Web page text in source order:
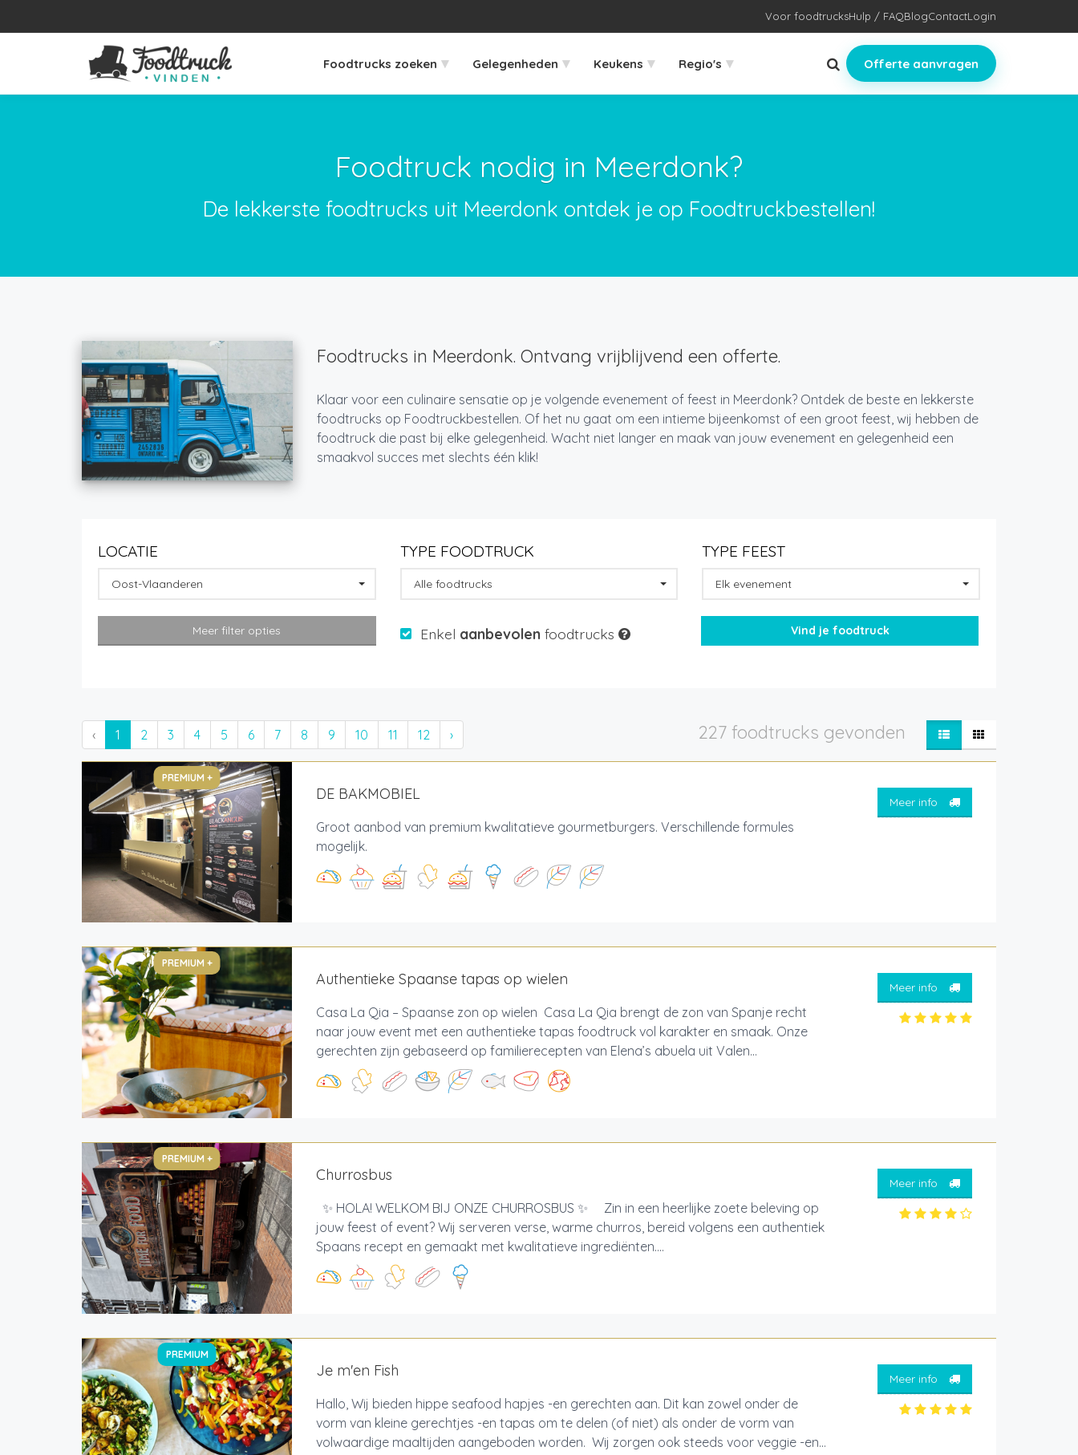
Voor foodtrucksHulp / FAQBlogContactLogin
Foodtrucks zoeken ▾ Gelegenheden ▾ Keukens ▾ Regio's ▾ Offerte aanvragen
Foodtruck nodig in Meerdonk?
De lekkerste foodtrucks uit Meerdonk ontdek je op Foodtruckbestellen!
Foodtrucks in Meerdonk. Ontvang vrijblijvend een offerte.
Klaar voor een culinaire sensatie op je volgende evenement of feest in Meerdonk? Ontdek de beste en lekkerste
foodtrucks op Foodtruckbestellen. Of het nu gaat om een intieme bijeenkomst of een groot feest, wij hebben de
foodtruck die past bij elke gelegenheid. Wacht niet langer en maak van jouw evenement en gelegenheid een
smaakvol succes met slechts één klik!
LOCATIE
Oost-Vlaanderen
TYPE FOODTRUCK
Alle foodtrucks
TYPE FEEST
Elk evenement
Meer filter opties Enkel aanbevolen foodtrucks
‹ 1 2 3 4 5 6 7 8 9 10 11 12 › 227 foodtrucks gevonden
PREMIUM +
DE BAKMOBIEL
Groot aanbod van premium kwalitatieve gourmetburgers. Verschillende formules
mogelijk.
Meer info
PREMIUM +
Authentieke Spaanse tapas op wielen
Casa La Qia – Spaanse zon op wielen Casa La Qia brengt de zon van Spanje recht
naar jouw event met een authentieke tapas foodtruck vol karakter en smaak. Onze
gerechten zijn gebaseerd op familierecepten van Elena’s abuela uit Valen...
Meer info
PREMIUM +
Churrosbus
✨ HOLA! WELKOM BIJ ONZE CHURROSBUS ✨ Zin in een heerlijke zoete beleving op
jouw feest of event? Wij serveren verse, warme churros, bereid volgens een authentiek
Spaans recept en gemaakt met kwalitatieve ingrediënten....
Meer info
PREMIUM
Je m'en Fish
Hallo, Wij bieden hippe seafood hapjes -en gerechten aan. Dit kan zowel onder de
vorm van kleine gerechtjes -en tapas om te delen (of niet) als onder de vorm van
volwaardige maaltijden aangeboden worden. Wij zorgen ook steeds voor veggie -en...
Meer info